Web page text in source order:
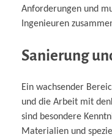
Anforderungen und
Ingenieuren
Sanierung
Ein wachsender
und die Arbeit mit
sind besondere
Materialien und